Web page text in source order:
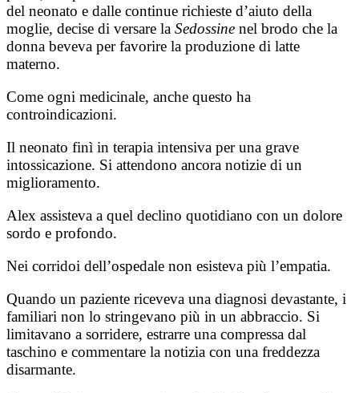
del neonato e dalle continue richieste d’aiuto della
moglie, decise di versare la Sedossine nel brodo che la
donna beveva per favorire la produzione di latte
materno.
Come ogni medicinale, anche questo ha
controindicazioni.
Il neonato finì in terapia intensiva per una grave
intossicazione. Si attendono ancora notizie di un
miglioramento.
Alex assisteva a quel declino quotidiano con un dolore
sordo e profondo.
Nei corridoi dell’ospedale non esisteva più l’empatia.
Quando un paziente riceveva una diagnosi devastante, i
familiari non lo stringevano più in un abbraccio. Si
limitavano a sorridere, estrarre una compressa dal
taschino e commentare la notizia con una freddezza
disarmante.